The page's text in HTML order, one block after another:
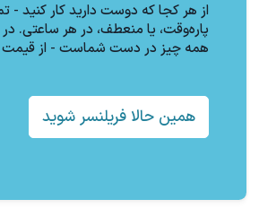
از هر کجا که دوست دارید کار کنید -
پاره‌وقت، یا منعطف، در هر ساعتی.
همه چیز در دست شماست - از قیمت
همین حالا فریلنسر شوید